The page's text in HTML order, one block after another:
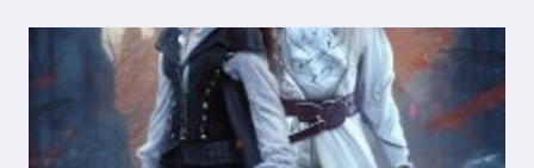
—
ЕВА
НИКОЛЬСКАЯ